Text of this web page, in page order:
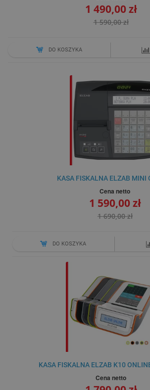
1 490,00 zł
1 590,00 zł
DO KOSZYKA
KASA FISKALNA ELZAB MINI
Cena netto
1 590,00 zł
1 690,00 zł
DO KOSZYKA
KASA FISKALNA ELZAB K10
Cena netto